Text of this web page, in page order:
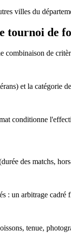
villes du
tournoi de
combinaison de
et la catégorie
conditionne
des matchs,
: un arbitrage cadré
tenue,